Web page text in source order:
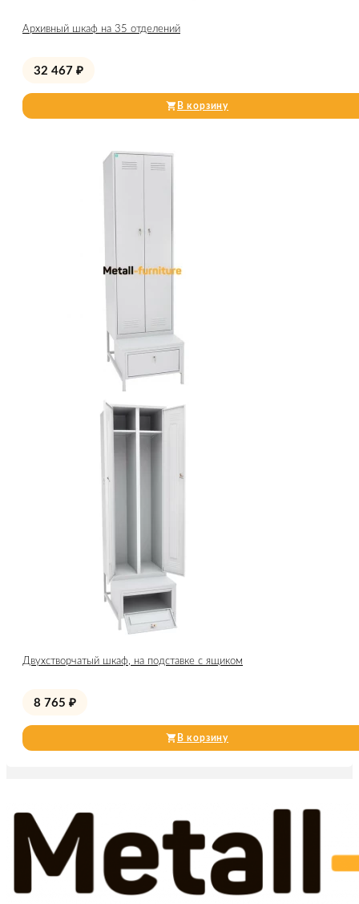
Архивный шкаф на 35 отделений
32 467 ₽
В корзину
Двухстворчатый шкаф, на подставке с ящиком
8 765 ₽
В корзину